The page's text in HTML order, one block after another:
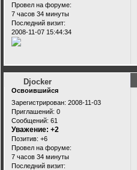
Провел на форуме:
7 часов 34 минуты
Последний визит:
2008-11-07 15:44:34
Djocker
Освоившийся
Зарегистрирован: 2008-11-03
Приглашений: 0
Сообщений: 61
Уважение: +2
Позитив: +6
Провел на форуме:
7 часов 34 минуты
Последний визит: